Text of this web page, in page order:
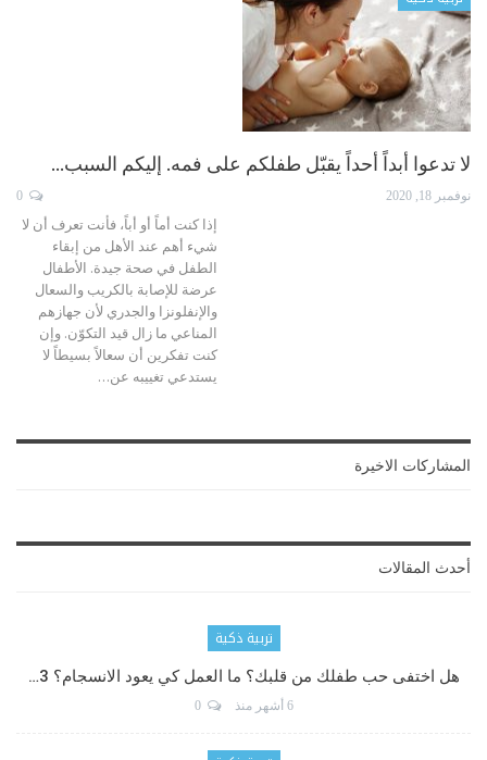
لا تدعوا أبداً أحداً يقبّل طفلكم على فمه. إليكم السبب…
نوفمبر 18, 2020
إذا كنت أماً أو أباً، فأنت تعرف أن لا
شيء أهم عند الأهل من إبقاء
الطفل في صحة جيدة. الأطفال
عرضة للإصابة بالكريب والسعال
والإنفلونزا والجدري لأن جهازهم
المناعي ما زال قيد التكوّن. وإن
كنت تفكرين أن سعالاً بسيطاً لا
يستدعي تغييبه عن…
المشاركات الاخيرة
أحدث المقالات
تربية ذكية
هل اختفى حب طفلك من قلبك؟ ما العمل كي يعود الانسجام؟ 3…
6 أشهر منذ 0